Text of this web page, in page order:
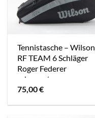
Tennistasche – Wilson
RF TEAM 6 Schläger
Roger Federer
schwarz/grau
75,00€